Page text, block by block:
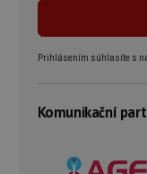
Prihlásením súhlasíte s
Komunikační